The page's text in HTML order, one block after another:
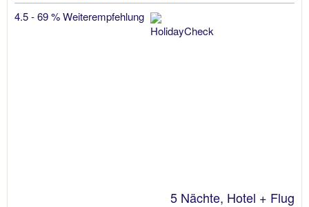
4.5 - 69 % Weiterempfehlung
5 Nächte, Hotel + Flug